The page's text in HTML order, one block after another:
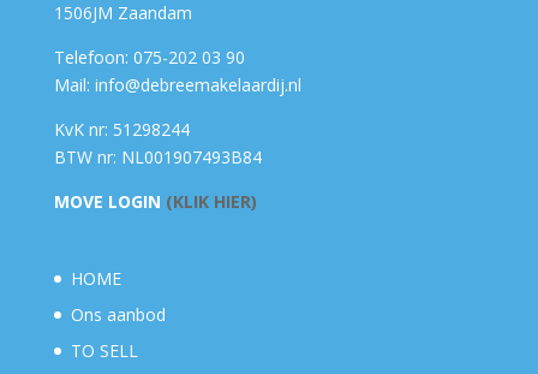
1506JM Zaandam
Telefoon: 075-202 03 90
Mail: info@debreemakelaardij.nl
KvK nr: 51298244
BTW nr: NL001907493B84
MOVE LOGIN (KLIK HIER)
HOME
Ons aanbod
TO SELL